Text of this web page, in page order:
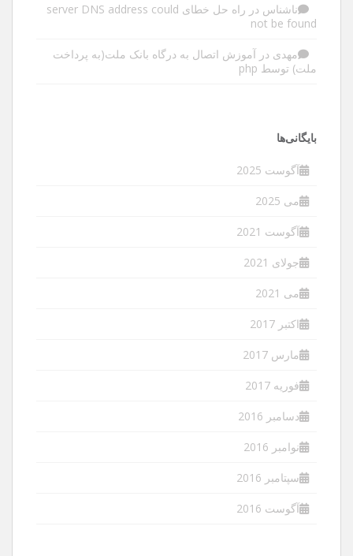
ناشناس در
راه حل خطای server DNS address could
not be found
مهدی در آموزش اتصال به درگاه بانک ملت(به پرداخت
ملت) توسط php
بایگانی‌ها
آگوست 2025
می 2025
آگوست 2021
جولای 2021
می 2021
اکتبر 2017
مارس 2017
فوریه 2017
دسامبر 2016
نوامبر 2016
سپتامبر 2016
آگوست 2016